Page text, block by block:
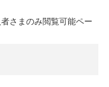
さまのみ閲覧可能ペー